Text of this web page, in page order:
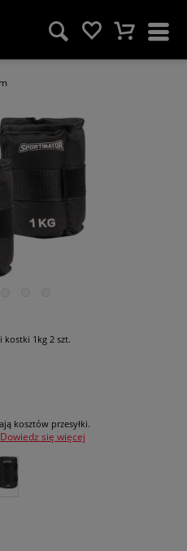
kostki 1kg 2 szt.
kosztów przesyłki.
Dowiedz się więcej